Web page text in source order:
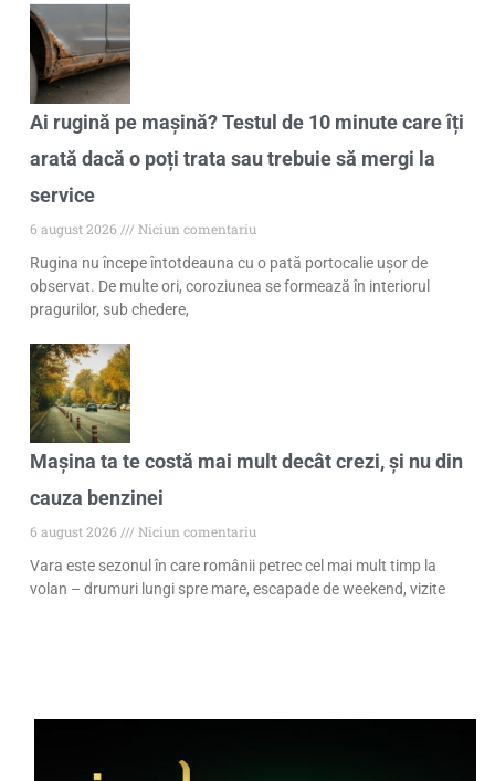
Ai rugină pe mașină? Testul de 10 minute care îți
arată dacă o poți trata sau trebuie să mergi la
service
6 august 2026
Niciun comentariu
Rugina nu începe întotdeauna cu o pată portocalie ușor de
observat. De multe ori, coroziunea se formează în interiorul
pragurilor, sub chedere,
Mașina ta te costă mai mult decât crezi, și nu din
cauza benzinei
6 august 2026
Niciun comentariu
Vara este sezonul în care românii petrec cel mai mult timp la
volan – drumuri lungi spre mare, escapade de weekend, vizite